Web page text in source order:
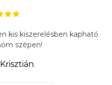
kis kiszerelésben kapható
szépen!